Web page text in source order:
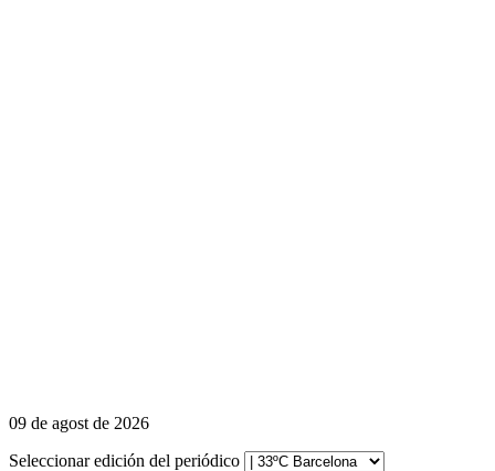
09 de agost de 2026
Seleccionar edición del periódico